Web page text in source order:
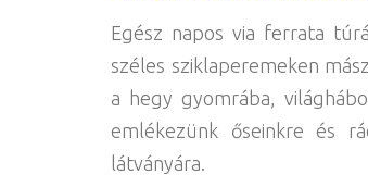
Egész napos via ferrata
széles sziklaperemeken
a hegy gyomrába,
emlékezünk őseinkre és
látványára.